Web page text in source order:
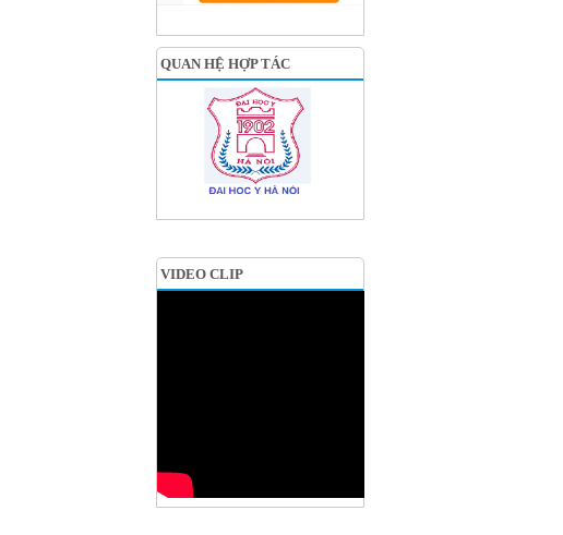
QUAN HỆ HỢP TÁC
VIDEO CLIP